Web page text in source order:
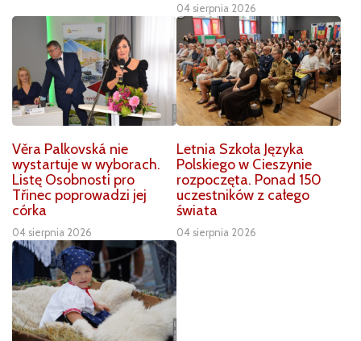
04 sierpnia 2026
Věra Palkovská nie
wystartuje w wyborach.
Listę Osobnosti pro
Třinec poprowadzi jej
córka
04 sierpnia 2026
Letnia Szkoła Języka
Polskiego w Cieszynie
rozpoczęta. Ponad 150
uczestników z całego
świata
04 sierpnia 2026